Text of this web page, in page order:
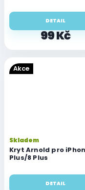
99 Kč
DETAIL
Akce
Kryt Arnold pro
Plus/8 Plus
Skladem
DETAIL